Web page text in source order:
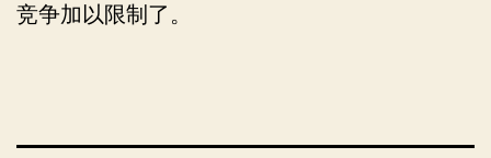
竞争加以限制了。